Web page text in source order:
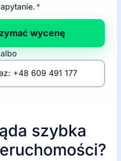
*
wycenę
albo
+48 609 491 177
szybka